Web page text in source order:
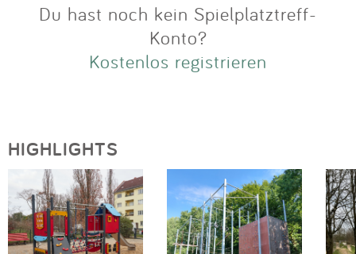
Du hast noch kein Spielplatztreff-
Konto?
Kostenlos registrieren
HIGHLIGHTS